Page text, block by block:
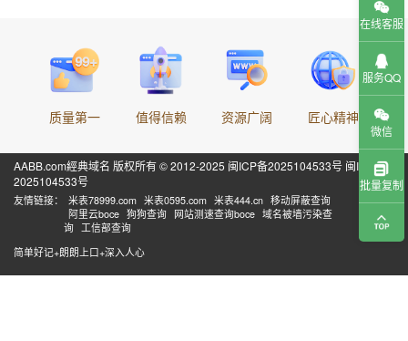
质量第一 值得信赖 资源广阔 匠心精神
AABB.com經典域名 版权所有 © 2012-2025 闽ICP备2025104533号 闽ICP备
2025104533号
友情链接： 米表78999.com 米表0595.com 米表444.cn 移动屏蔽查询
阿里云boce 狗狗查询 网站测速查询boce 域名被墙污染查
询 工信部查询
简单好记+朗朗上口+深入人心
在线客服
服务QQ
微信
批量复制